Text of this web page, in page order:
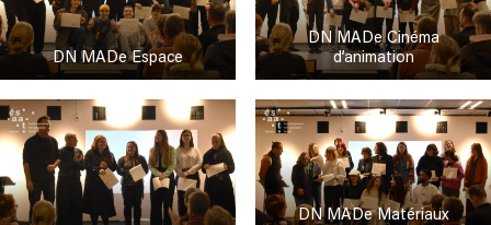
DN MADe Espace
DN MADe Cinéma
d’animation
DN MADe Matériaux